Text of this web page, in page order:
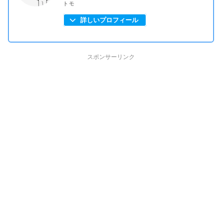
トモ
詳しいプロフィール
スポンサーリンク